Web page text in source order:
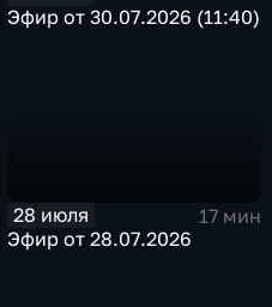
Эфир от 30.07.2026 (11:40)
28 июля
17 мин
Эфир от 28.07.2026